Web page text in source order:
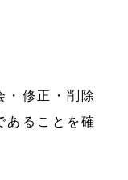
・修正・削除
あることを確